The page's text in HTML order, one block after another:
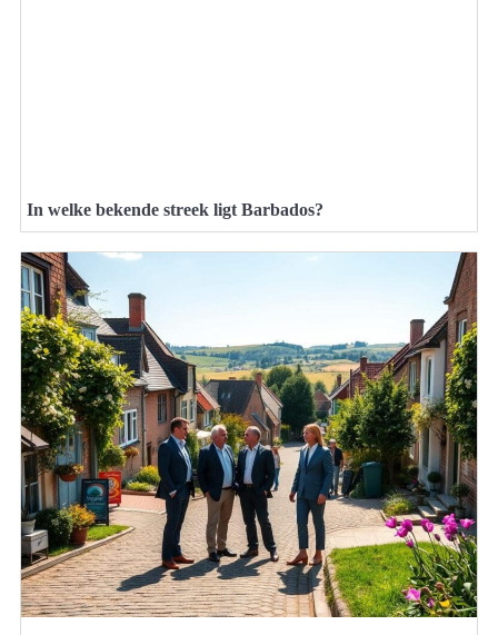
In welke bekende streek ligt Barbados?